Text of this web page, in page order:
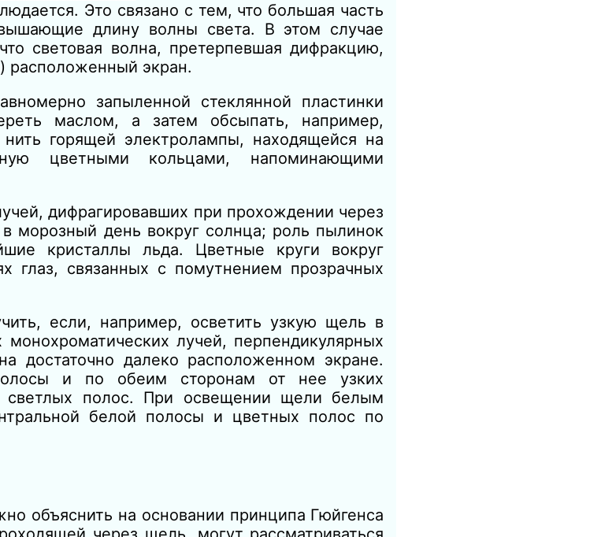
Это связано с тем, что большая часть
длину волны света. В этом случае
световая волна, претерпевшая дифракцию,
расположенный экран.
запыленной стеклянной пластинки
маслом, а затем обсыпать, например,
горящей электролампы, находящейся на
цветными кольцами, напоминающими
дифрагировавших при прохождении через
морозный день вокруг солнца; роль пылинок
кристаллы льда. Цветные круги вокруг
глаз, связанных с помутнением прозрачных
если, например, осветить узкую щель в
лучей, перпендикулярных
достаточно далеко расположенном экране.
и по обеим сторонам от нее узких
полос.
При освещении щели белым
белой полосы и цветных полос по
объяснить на основании принципа Гюйгенса